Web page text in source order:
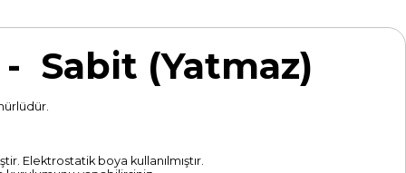
- Sabit (Yatmaz)
Elektrostatik boya kullanılmıştır.